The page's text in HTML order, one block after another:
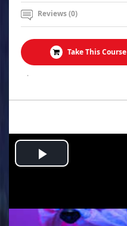
Reviews (0)
Take This Course
.
Play